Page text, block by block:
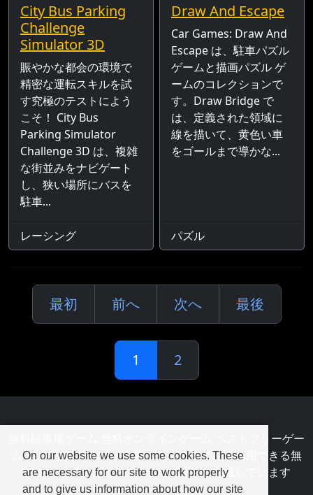
City Bus Parking
Challenge
Simulator 3D
賑やかな都会の環境で
精密な運転スキルを試
す究極のテストによう
こそ！ City Bus
Parking Simulator
Challenge 3D は、複雑
な街並みをナビゲート
し、狭い場所にバスを
駐車...
レーシング
Draw And Escape
Car Games: Draw And
Escape は、駐車パズル
ゲームと描画パズル ゲ
ームのコレクションで
す。Draw Bridge で
は、定義された領域に
線を描いて、黄色い車
をゴールまで導かな...
パズル
最初 前へ 次へ 最後
1 2
無料駐車場ゲーム 無料オンラインゲーム ベストフリーゲー
ムでは、ダウンロード不要のブラウザのみで利用できる無
料オンラインゲームの駐車場ゲームを掲載しています
On our website we use some cookies. These
are necessary for our site to work properly
and to give us information about how our site